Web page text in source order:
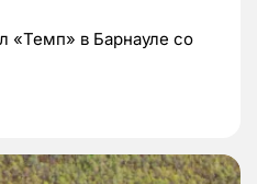
«Темп» в Барнауле со